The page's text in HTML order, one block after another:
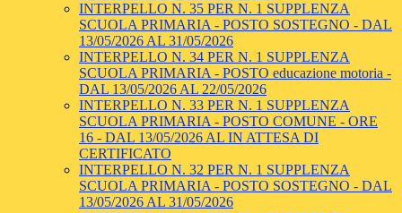
INTERPELLO N. 35 PER N. 1 SUPPLENZA
SCUOLA PRIMARIA - POSTO SOSTEGNO - DAL
13/05/2026 AL 31/05/2026
INTERPELLO N. 34 PER N. 1 SUPPLENZA
SCUOLA PRIMARIA - POSTO educazione motoria -
DAL 13/05/2026 AL 22/05/2026
INTERPELLO N. 33 PER N. 1 SUPPLENZA
SCUOLA PRIMARIA - POSTO COMUNE - ORE
16 - DAL 13/05/2026 AL IN ATTESA DI
CERTIFICATO
INTERPELLO N. 32 PER N. 1 SUPPLENZA
SCUOLA PRIMARIA - POSTO SOSTEGNO - DAL
13/05/2026 AL 31/05/2026